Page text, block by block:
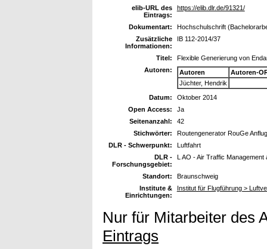
elib-URL des
Eintrags:
https://elib.dlr.de/91321/
Dokumentart:
Hochschulschrift
Zusätzliche
Informationen:
IB 112-2014/37
Titel:
Flexible Generierung von
Autoren:
Autoren
Autoren-
Jüchter, Hendrik
Datum:
Oktober 2014
Open Access:
Ja
Seitenanzahl:
42
Stichwörter:
Routengenerator RouGe
DLR - Schwerpunkt:
Luftfahrt
DLR -
Forschungsgebiet:
L AO - Air Traffic Management
Standort:
Braunschweig
Institute &
Einrichtungen:
Institut für Flugführung >
Nur für Mitarbeiter des
Eintrags